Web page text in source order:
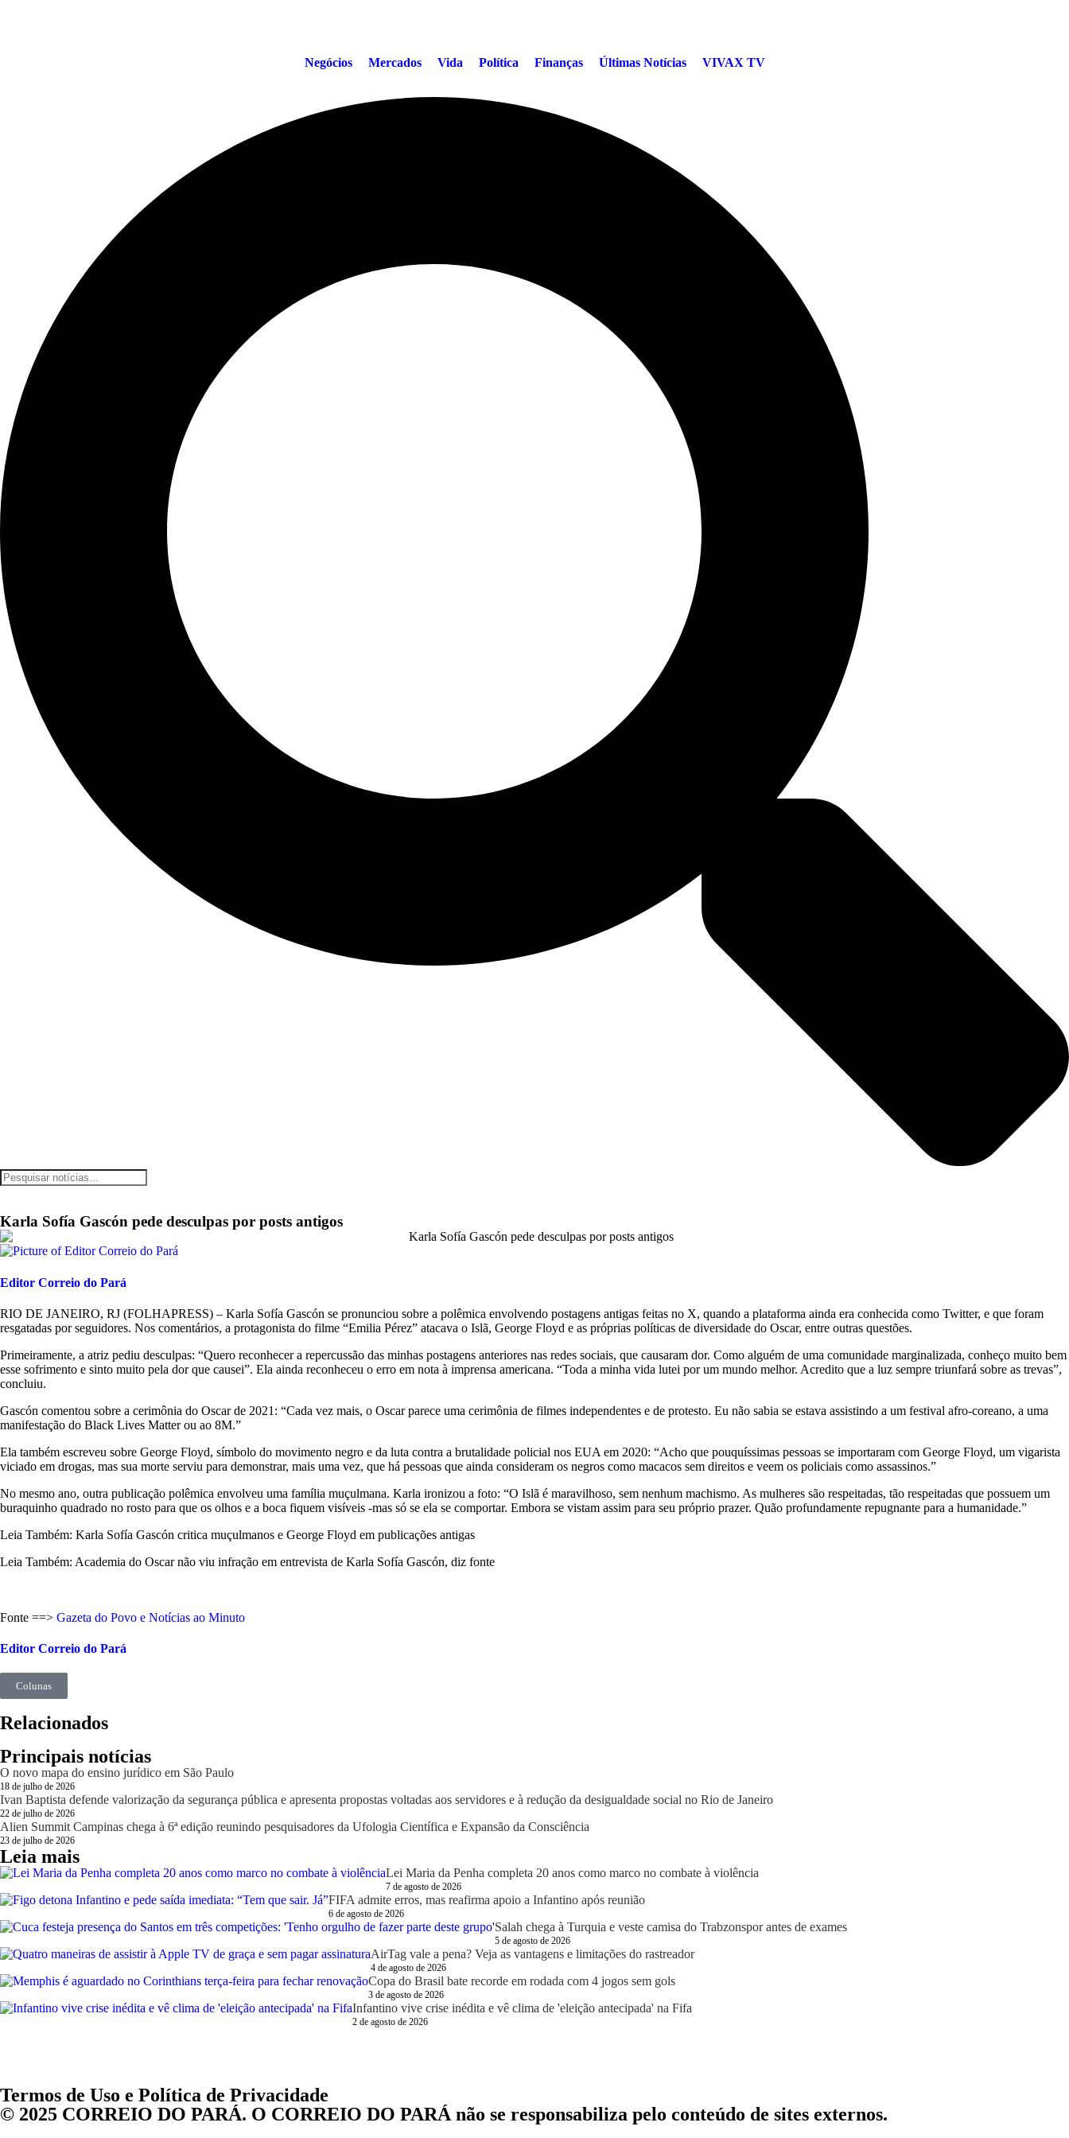
Negócios Mercados Vida Política Finanças Últimas Notícias VIVAX TV
Karla Sofía Gascón pede desculpas por posts antigos
Editor Correio do Pará
RIO DE JANEIRO, RJ (FOLHAPRESS) – Karla Sofía Gascón se pronunciou sobre a polêmica envolvendo postagens antigas feitas no X, quando a plataforma ainda era conhecida como Twitter, e que foram
resgatadas por seguidores. Nos comentários, a protagonista do filme “Emilia Pérez” atacava o Islã, George Floyd e as próprias políticas de diversidade do Oscar, entre outras questões.
Primeiramente, a atriz pediu desculpas: “Quero reconhecer a repercussão das minhas postagens anteriores nas redes sociais, que causaram dor. Como alguém de uma comunidade marginalizada, conheço muito bem
esse sofrimento e sinto muito pela dor que causei”. Ela ainda reconheceu o erro em nota à imprensa americana. “Toda a minha vida lutei por um mundo melhor. Acredito que a luz sempre triunfará sobre as trevas”,
concluiu.
Gascón comentou sobre a cerimônia do Oscar de 2021: “Cada vez mais, o Oscar parece uma cerimônia de filmes independentes e de protesto. Eu não sabia se estava assistindo a um festival afro-coreano, a uma
manifestação do Black Lives Matter ou ao 8M.”
Ela também escreveu sobre George Floyd, símbolo do movimento negro e da luta contra a brutalidade policial nos EUA em 2020: “Acho que pouquíssimas pessoas se importaram com George Floyd, um vigarista
viciado em drogas, mas sua morte serviu para demonstrar, mais uma vez, que há pessoas que ainda consideram os negros como macacos sem direitos e veem os policiais como assassinos.”
No mesmo ano, outra publicação polêmica envolveu uma família muçulmana. Karla ironizou a foto: “O Islã é maravilhoso, sem nenhum machismo. As mulheres são respeitadas, tão respeitadas que possuem um
buraquinho quadrado no rosto para que os olhos e a boca fiquem visíveis -mas só se ela se comportar. Embora se vistam assim para seu próprio prazer. Quão profundamente repugnante para a humanidade.”
Leia Também: Karla Sofía Gascón critica muçulmanos e George Floyd em publicações antigas
Leia Também: Academia do Oscar não viu infração em entrevista de Karla Sofía Gascón, diz fonte
Fonte ==> Gazeta do Povo e Notícias ao Minuto
Editor Correio do Pará
Colunas
Relacionados
Principais notícias
O novo mapa do ensino jurídico em São Paulo
18 de julho de 2026
Ivan Baptista defende valorização da segurança pública e apresenta propostas voltadas aos servidores e à redução da desigualdade social no Rio de Janeiro
22 de julho de 2026
Alien Summit Campinas chega à 6ª edição reunindo pesquisadores da Ufologia Científica e Expansão da Consciência
23 de julho de 2026
Leia mais
Lei Maria da Penha completa 20 anos como marco no combate à violência
7 de agosto de 2026
FIFA admite erros, mas reafirma apoio a Infantino após reunião
6 de agosto de 2026
Salah chega à Turquia e veste camisa do Trabzonspor antes de exames
5 de agosto de 2026
AirTag vale a pena? Veja as vantagens e limitações do rastreador
4 de agosto de 2026
Copa do Brasil bate recorde em rodada com 4 jogos sem gols
3 de agosto de 2026
Infantino vive crise inédita e vê clima de 'eleição antecipada' na Fifa
2 de agosto de 2026
Termos de Uso e Política de Privacidade
© 2025 CORREIO DO PARÁ. O CORREIO DO PARÁ não se responsabiliza pelo conteúdo de sites externos.